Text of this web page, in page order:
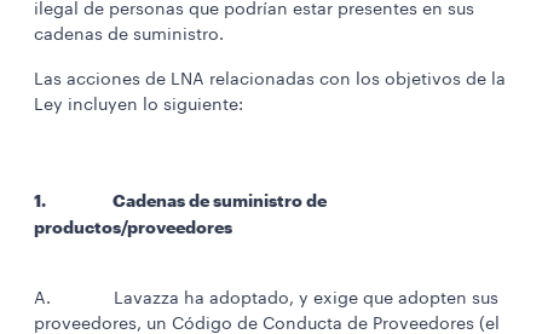
ilegal de personas que podrían estar presentes en sus
cadenas de suministro.
Las acciones de LNA relacionadas con los objetivos de la
Ley incluyen lo siguiente:
1. Cadenas de suministro de
productos/proveedores
A. Lavazza ha adoptado, y exige que adopten sus
proveedores, un Código de Conducta de Proveedores (el